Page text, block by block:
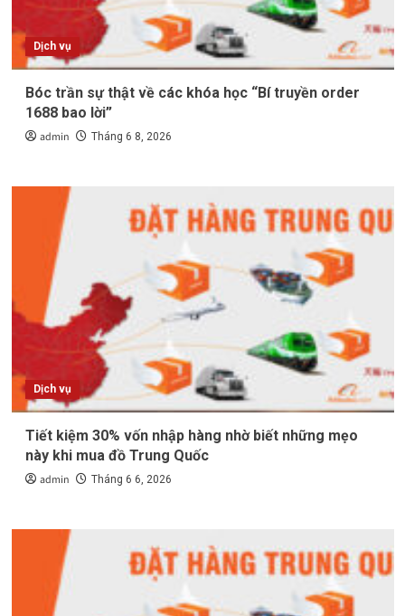
Dịch vụ
Bóc trần sự thật về các khóa học “Bí truyền order
1688 bao lời”
admin Tháng 6 8, 2026
Dịch vụ
Tiết kiệm 30% vốn nhập hàng nhờ biết những mẹo
này khi mua đồ Trung Quốc
admin Tháng 6 6, 2026